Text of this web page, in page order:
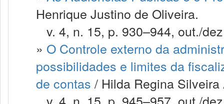
Henrique Justino de Oliveira.
v. 4, n. 15, p. 930–944, out./
» O Controle externo da
possibilidades e limites da
de contas / Hilda Regina